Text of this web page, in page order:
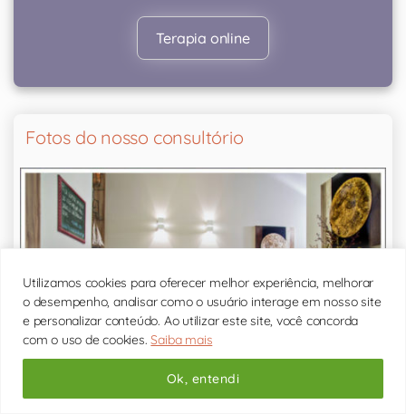
Utilizamos cookies para oferecer melhor experiência, melhorar
o desempenho, analisar como o usuário interage em nosso site
e personalizar conteúdo. Ao utilizar este site, você concorda
com o uso de cookies.Saiba mais
Ok, entendi
Terapia online
Fotos do nosso consultório